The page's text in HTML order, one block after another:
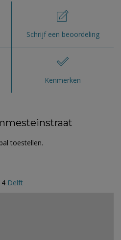
Schrijf een beoordeling
Kenmerken
toestellen.
Delft